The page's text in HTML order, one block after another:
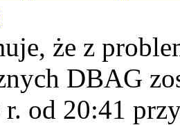
że z
DBAG
od 20:41